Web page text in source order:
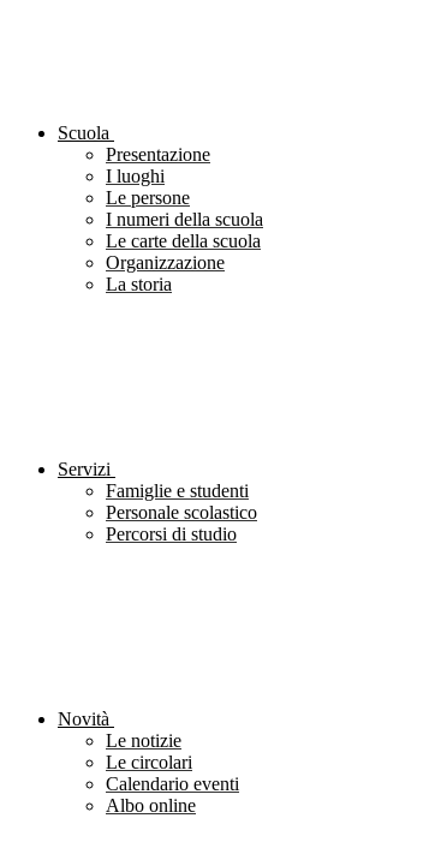
Scuola
Presentazione
I luoghi
Le persone
I numeri della scuola
Le carte della scuola
Organizzazione
La storia
Servizi
Famiglie e studenti
Personale scolastico
Percorsi di studio
Novità
Le notizie
Le circolari
Calendario eventi
Albo online